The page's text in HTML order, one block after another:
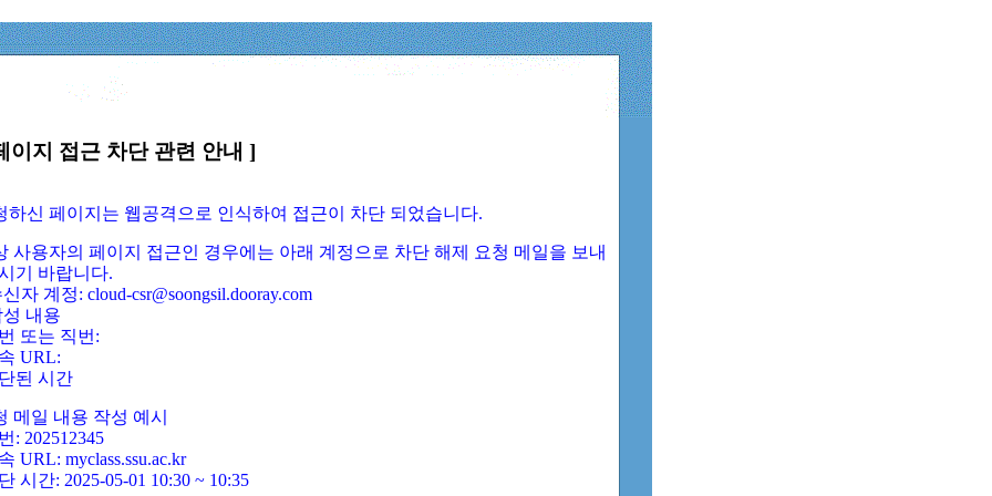
이지 접근 차단 관련 안내 ]
하신 페이지는 웹공격으로 인식하여 접근이 차단 되었습니다.
사용자의 페이지 접근인 경우에는 아래 계정으로 차단 해제 요청 메일을 보내
기 바랍니다.
자 계정: cloud-csr@soongsil.dooray.com
성 내용
또는 직번:
URL:
된 시간
메일 내용 작성 예시
: 202512345
URL: myclass.ssu.ac.kr
시간: 2025-05-01 10:30 ~ 10:35